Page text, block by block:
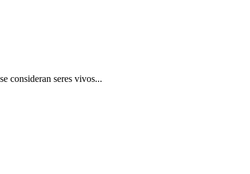
consideran seres vivos...